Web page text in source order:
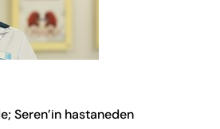
Seren’in hastaneden